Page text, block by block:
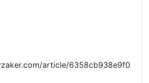
article/6358cb938e9f0